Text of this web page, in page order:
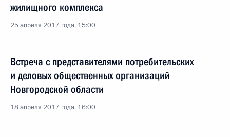
жилищного комплекса
25 апреля 2017 года, 15:00
Встреча с представителями потребительских
и деловых общественных организаций
Новгородской области
18 апреля 2017 года, 16:00